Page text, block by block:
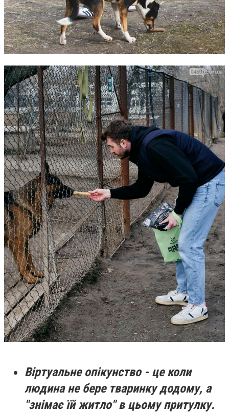
Віртуальне опікунство - це коли
людина не бере тваринку додому, а
"знімає їй житло" в цьому притулку.